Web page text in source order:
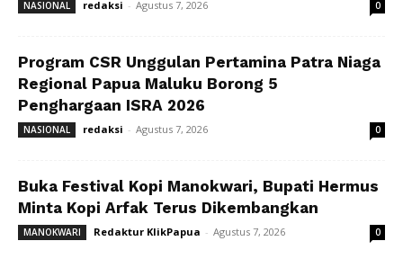
NASIONAL redaksi - Agustus 7, 2026 0
Program CSR Unggulan Pertamina Patra Niaga
Regional Papua Maluku Borong 5
Penghargaan ISRA 2026
NASIONAL redaksi - Agustus 7, 2026 0
Buka Festival Kopi Manokwari, Bupati Hermus
Minta Kopi Arfak Terus Dikembangkan
MANOKWARI Redaktur KlikPapua - Agustus 7, 2026 0